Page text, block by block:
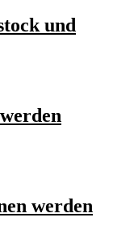
und
werden